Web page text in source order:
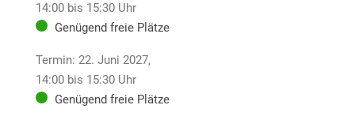
14:00 bis 15:30 Uhr
Genügend freie Plätze
Termin: 22. Juni 2027,
14:00 bis 15:30 Uhr
Genügend freie Plätze